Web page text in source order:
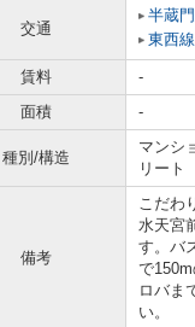
交通
半蔵
東西線
賃料 -
面積
-
種別/構造
マンシ
リート
備考
こだわ
水天宮
す。バ
で
ロバま
い。